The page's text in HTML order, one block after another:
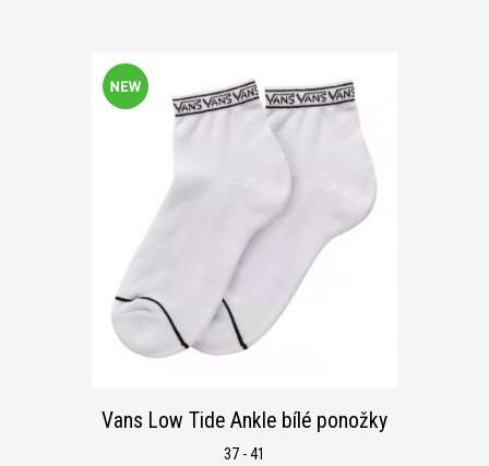
Vans Low Tide Ankle bílé ponožky
37 - 41